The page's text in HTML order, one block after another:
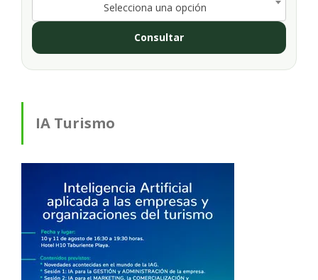
Selecciona una opción
Consultar
IA Turismo